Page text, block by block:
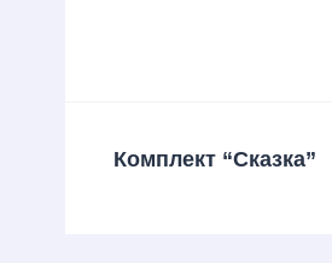
Комплект “Сказка”